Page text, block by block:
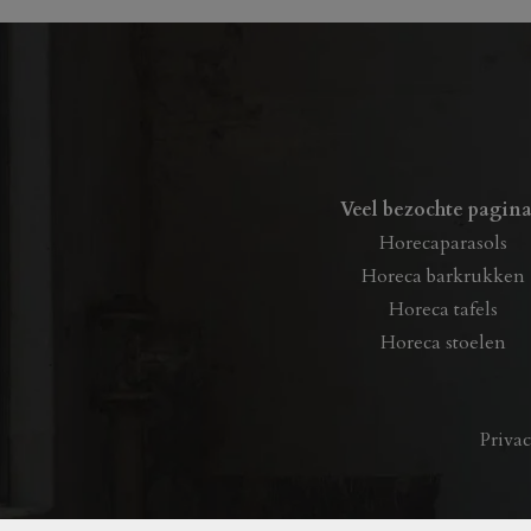
Veel bezochte
Horecaparasols
Horeca barkrukken
Horeca tafels
Horeca stoelen